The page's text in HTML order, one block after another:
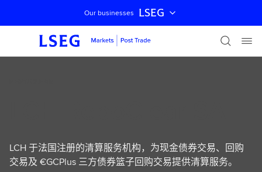
跳过导航
Our businesses LSEG
LCH 于法国注册的清算服务机构，为现金债券交易、回购
交易及 €GCPlus 三方债券篮子回购交易提供清算服务。